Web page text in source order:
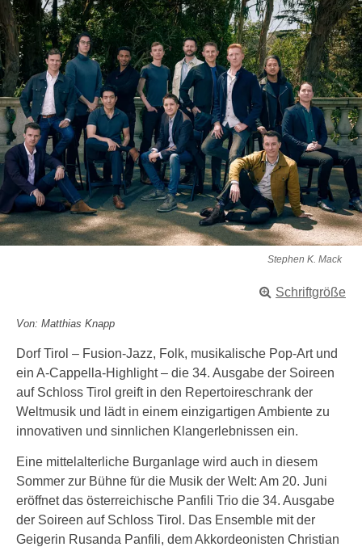
Stephen K. Mack
Schriftgröße
Von: Matthias Knapp
Dorf Tirol – Fusion-Jazz, Folk, musikalische Pop-Art und
ein A-Cappella-Highlight – die 34. Ausgabe der Soireen
auf Schloss Tirol greift in den Repertoireschrank der
Weltmusik und lädt in einem einzigartigen Ambiente zu
innovativen und sinnlichen Klangerlebnissen ein.
Eine mittelalterliche Burganlage wird auch in diesem
Sommer zur Bühne für die Musik der Welt: Am 20. Juni
eröffnet das österreichische Panfili Trio die 34. Ausgabe
der Soireen auf Schloss Tirol. Das Ensemble mit der
Geigerin Rusanda Panfili, dem Akkordeonisten Christian